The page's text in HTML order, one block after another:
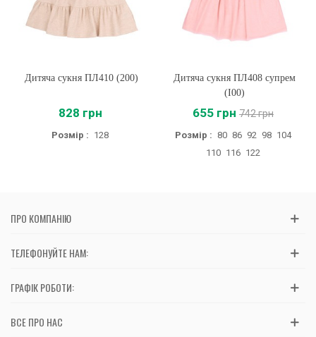
Дитяча сукня ПЛ410 (200)
828 грн
Розмір : 128
Дитяча сукня ПЛ408 супрем
(I00)
655 грн 742 грн
Розмір : 80 86 92 98 104
110 116 122
ПРО КОМПАНІЮ
ТЕЛЕФОНУЙТЕ НАМ:
ГРАФІК РОБОТИ:
ВСЕ ПРО НАС